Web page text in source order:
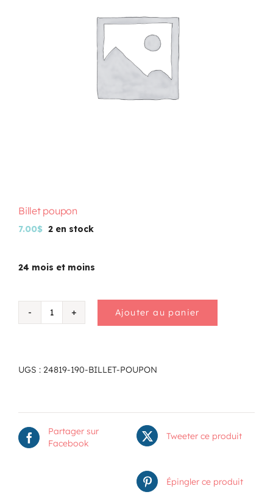
Billet poupon
7.00$ 2 en stock
24 mois et moins
quantité
Ajouter au panier
UGS : 24819-190-BILLET-POUPON
Partager sur
Facebook
Tweeter ce produit
Épingler ce produit